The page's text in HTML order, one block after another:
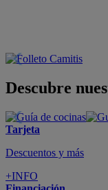
Crea tu propio estilo
Tranquilidad
6 años de Garantía Plus
+INFO
Catálogos
Miles de productos